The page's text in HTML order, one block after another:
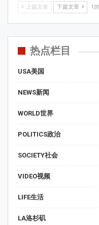
上篇文章 下篇文章 1
热点栏目
USA美国
NEWS新闻
WORLD世界
POLITICS政治
SOCIETY社会
VIDEO视频
LIFE生活
LA洛杉矶